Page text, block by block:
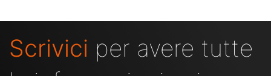
Scrivici per avere tutte